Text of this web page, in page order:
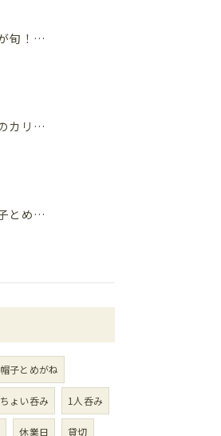
今が旬！レストランで味わえる旬の食材
旬のカリフォルニア野菜が光る！「カリフォルニア料理」の魅力とは？
帽子とめがねが春におすすめする旬の食材４選
帽子とめがね
ちょい呑み 1人呑み
休業日 貸切